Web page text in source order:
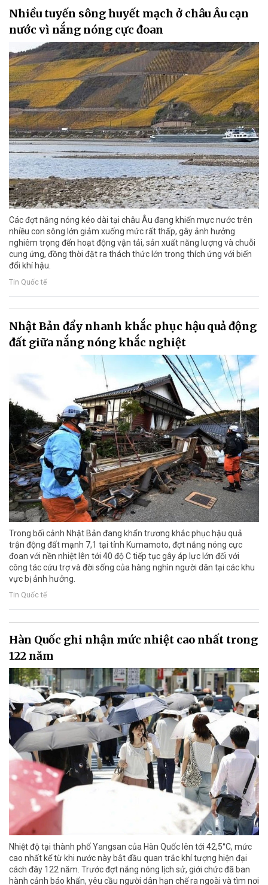
Nhiều tuyến sông huyết mạch ở châu Âu cạn
nước vì nắng nóng cực đoan
Các đợt nắng nóng kéo dài tại châu Âu đang khiến mực nước trên
nhiều con sông lớn giảm xuống mức rất thấp, gây ảnh hưởng
nghiêm trọng đến hoạt động vận tải, sản xuất năng lượng và chuỗi
cung ứng, đồng thời đặt ra thách thức lớn trong thích ứng với biến
đổi khí hậu.
Tin Quốc tế
Nhật Bản đẩy nhanh khắc phục hậu quả động
đất giữa nắng nóng khắc nghiệt
Trong bối cảnh Nhật Bản đang khẩn trương khắc phục hậu quả
trận động đất mạnh 7,1 tại tỉnh Kumamoto, đợt nắng nóng cực
đoan với nền nhiệt lên tới 40 độ C tiếp tục gây áp lực lớn đối với
công tác cứu trợ và đời sống của hàng nghìn người dân tại các khu
vực bị ảnh hưởng.
Tin Quốc tế
Hàn Quốc ghi nhận mức nhiệt cao nhất trong
122 năm
Nhiệt độ tại thành phố Yangsan của Hàn Quốc lên tới 42,5°C, mức
cao nhất kể từ khi nước này bắt đầu quan trắc khí tượng hiện đại
cách đây 122 năm. Trước đợt nắng nóng lịch sử, giới chức đã ban
hành cảnh báo khẩn, yêu cầu người dân hạn chế ra ngoài và tìm nơi